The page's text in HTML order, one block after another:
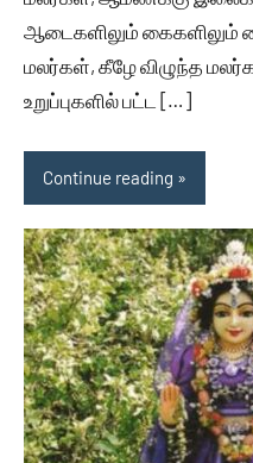
ஆடைகளிலும் கைகளிலும்
மலர்கள், கீழே விழுந்த
உறுப்புகளில் பட்ட […]
Continue reading